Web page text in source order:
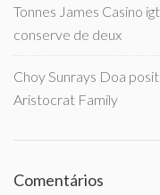
Tonnes James Casino
conserve de deux
Choy Sunrays Doa
Aristocrat Family
Comentários